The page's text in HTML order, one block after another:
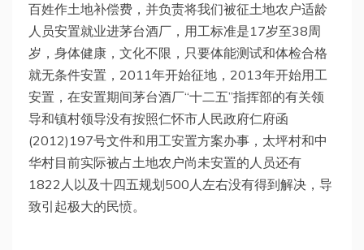
百姓作土地补偿费，并负责将我们被征土地农户适龄
人员安置就业进茅台酒厂，用工标准是17岁至38周
岁，身体健康，文化不限，只要体能测试和体检合格
就无条件安置，2011年开始征地，2013年开始用工
安置，在安置期间茅台酒厂“十二五”指挥部的有关领
导和镇村领导没有按照仁怀市人民政府仁府函
(2012)197号文件和用工安置方案办事，太坪村和中
华村目前实际被占土地农户尚未安置的人员还有
1822人以及十四五规划500人左右没有得到解决，导
致引起极大的民愤。